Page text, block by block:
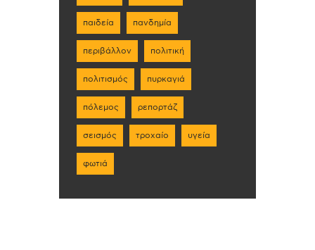
παιδεία πανδημία
περιβάλλον πολιτική
πολιτισμός πυρκαγιά
πόλεμος ρεπορτάζ
σεισμός τροχαίο υγεία
φωτιά